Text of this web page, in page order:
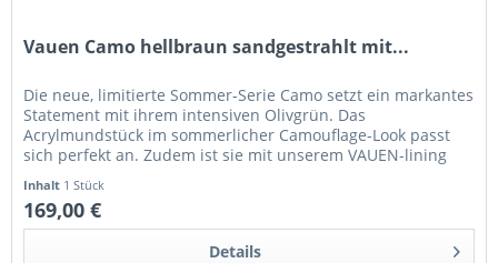
Vauen Camo hellbraun sandgestrahlt mit...
Die neue, limitierte Sommer-Serie Camo setzt ein markantes
Statement mit ihrem intensiven Olivgrün. Das
Acrylmundstück im sommerlicher Camouflage-Look passt
sich perfekt an. Zudem ist sie mit unserem VAUEN-lining
Inhalt 1 Stück
169,00 €
Details